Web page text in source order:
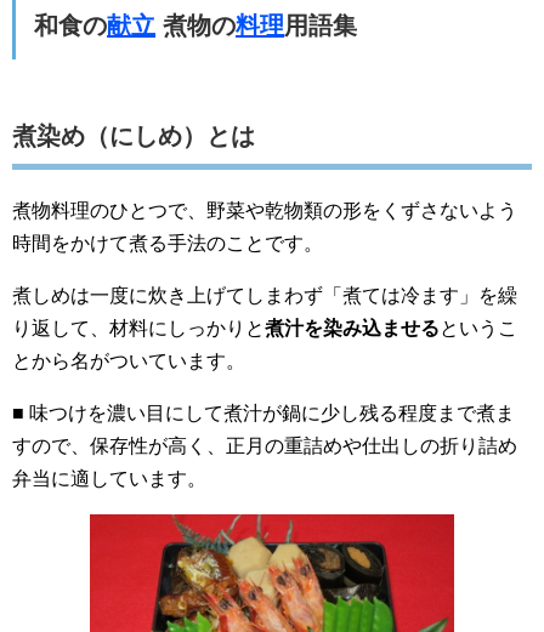
和食の献立 煮物の料理用語集
煮染め（にしめ）とは
煮物料理のひとつで、野菜や乾物類の形をくずさないよう
時間をかけて煮る手法のことです。
煮しめは一度に炊き上げてしまわず「煮ては冷ます」を繰
り返して、材料にしっかりと煮汁を染み込ませるというこ
とから名がついています。
■ 味つけを濃い目にして煮汁が鍋に少し残る程度まで煮ま
すので、保存性が高く、正月の重詰めや仕出しの折り詰め
弁当に適しています。